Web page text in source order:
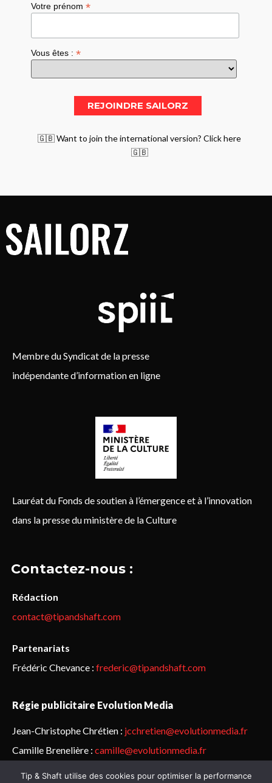
Votre prénom*
Vous êtes :*
🇬🇧 Want to join the international version? Click here
🇬🇧
Membre du Syndicat de la presse
indépendante d’information en ligne
Lauréat du Fonds de soutien à l’émergence et à l’innovation
dans la presse du ministère de la Culture
Contactez-nous :
Rédaction
contact@tipandshaft.com
Partenariats
Frédéric Chevance : frederic@tipandshaft.com
Régie publicitaire Evolution Media
Jean-Christophe Chrétien : jcchretien@evolutionmedia.fr
Camille Brenelière : camille@evolutionmedia.fr
Tip & Shaft utilise des cookies pour optimiser la performance